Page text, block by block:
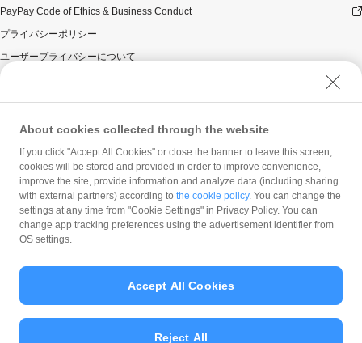
PayPay Code of Ethics & Business Conduct
プライバシーポリシー
ユーザープライバシーについて
ウェブサイト利用規約
反社会的勢力に対する方針
勧誘方針
マネロン等基本方針
カスタマーハラスメントに関する当社の考え方
© PayPay Corporation
About cookies collected through the website
If you click "Accept All Cookies" or close the banner to leave this screen,
cookies will be stored and provided in order to improve convenience,
improve the site, provide information and analyze data (including sharing
with external partners) according to the cookie policy. You can change the
settings at any time from "Cookie Settings" in Privacy Policy. You can
change app tracking preferences using the advertisement identifier from
OS settings.
Reject All
Accept All Cookies